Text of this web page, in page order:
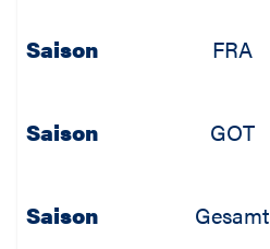
Saison FRA
Saison GOT
Saison Gesamt